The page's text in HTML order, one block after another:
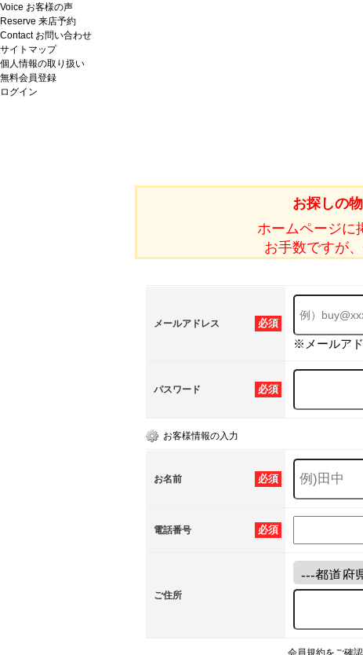
Voice お客様の声
Reserve 来店予約
Contact お問い合わせ
サイトマップ
個人情報の取り扱い
無料会員登録
ログイン
お探しの
ホームページに
お手数ですが
必須
メールアドレス
※メールアド
必須
パスワード
お客様情報の入力
必須
お名前
必須
電話番号
ご住所
会員規約をご確